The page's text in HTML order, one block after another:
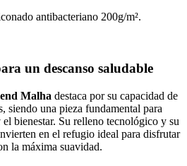
antibacteriano 200g/m².
un descanso saludable
Malha destaca por su capacidad de
siendo una pieza fundamental para
bienestar. Su relleno tecnológico y su
en el refugio ideal para disfrutar
la máxima suavidad.